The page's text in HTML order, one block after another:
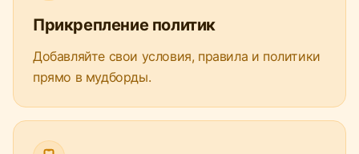
Прикрепление политик
Добавляйте свои условия, правила и политики
прямо в мудборды.